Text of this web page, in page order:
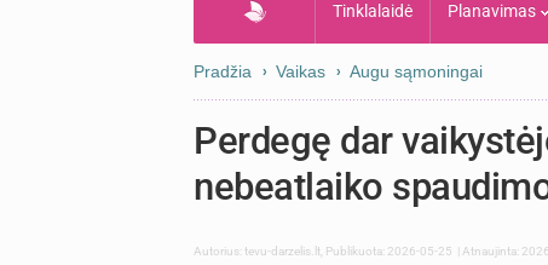
Tinklalaidė Planavimas
Pradžia Vaikas Augu sąmoningai
Perdegę dar
nebeatlaiko
Autorius:tevu-darzelis.lt Publikuota: 2026-05-25 | Atnaujinta: